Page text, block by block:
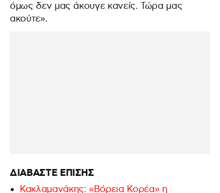
όμως δεν μας άκουγε κανείς. Τώρα μας
ακούτε».
ΔΙΑΒΑΣΤΕ ΕΠΙΣΗΣ
Κακλαμανάκης: «Βόρεια Κορέα» η